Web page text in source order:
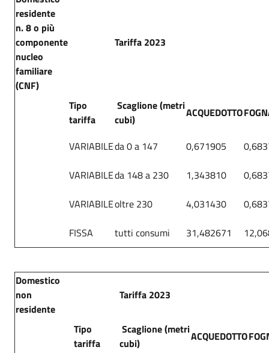
residente
n. 8 o più
componente
nucleo
familiare
(CNF)
Tariffa 2023
Tipo
tariffa
Scaglione (metri
cubi)
ACQUEDOTTO
VARIABILEda 0 a 147 0,671905
VARIABILEda 148 a 230 1,343810
VARIABILEoltre 230 4,031430
FISSA
tutti consumi 31,482671
Domestico
non
residente
Tariffa 2023
Tipo
tariffa
Scaglione (metri
cubi)
ACQUEDOTTO